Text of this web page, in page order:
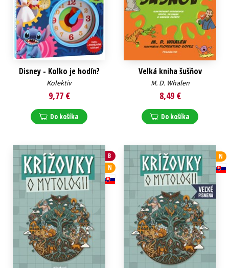
Disney - Koľko je hodín?
Kolektiv
9,77 €
Do košíka
Veľká kniha šušňov
M. D. Whalen
8,49 €
Do košíka
B
N
N